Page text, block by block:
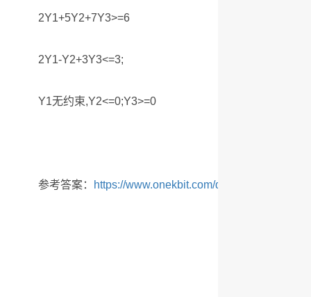
2Y1+5Y2+7Y3>=6
2Y1-Y2+3Y3<=3;
Y1无约束,Y2<=0;Y3>=0
参考答案： https://www.onekbit.com/dwz/231